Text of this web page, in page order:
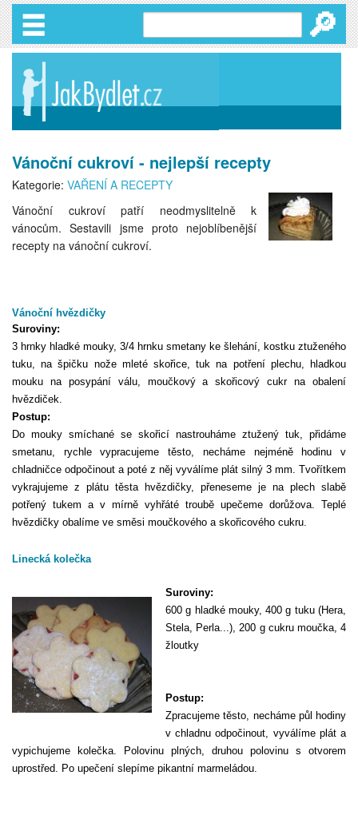
🔎
Vánoční cukroví - nejlepší recepty
Kategorie: VAŘENÍ A RECEPTY
Vánoční cukroví patří neodmyslitelně k
vánocům. Sestavili jsme proto nejoblíbenější
recepty na vánoční cukroví.
Vánoční hvězdičky
Suroviny:
3 hrnky hladké mouky, 3/4 hrnku smetany ke šlehání, kostku ztuženého
tuku, na špičku nože mleté skořice, tuk na potření plechu, hladkou
mouku na posypání válu, moučkový a skořicový cukr na obalení
hvězdiček.
Postup:
Do mouky smíchané se skořicí nastrouháme ztužený tuk, přidáme
smetanu, rychle vypracujeme těsto, necháme nejméně hodinu v
chladničce odpočinout a poté z něj vyválíme plát silný 3 mm. Tvořítkem
vykrajujeme z plátu těsta hvězdičky, přeneseme je na plech slabě
potřený tukem a v mírně vyhřáté troubě upečeme dorůžova. Teplé
hvězdičky obalíme ve směsi moučkového a skořicového cukru.
Linecká kolečka
Suroviny:
600 g hladké mouky, 400 g tuku (Hera,
Stela, Perla...), 200 g cukru moučka, 4
žloutky
Postup:
Zpracujeme těsto, necháme půl hodiny
v chladnu odpočinout, vyválíme plát a
vypichujeme kolečka. Polovinu plných, druhou polovinu s otvorem
uprostřed. Po upečení slepíme pikantní marmeládou.